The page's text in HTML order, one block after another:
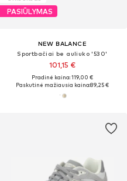
PASIŪLYMAS
NEW BALANCE
Sportbačiai be auliuko '530'
101,15 €
Pradinė kaina: 119,00 €
Paskutinė mažiausia kaina:89,25 €